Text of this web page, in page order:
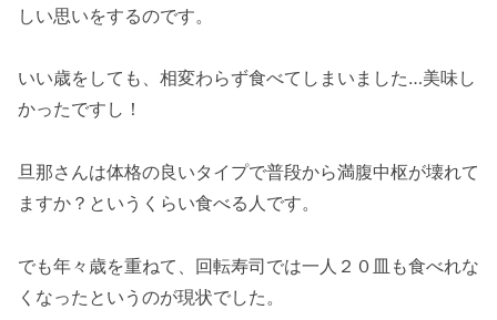
しい思いをするのです。
いい歳をしても、相変わらず食べてしまいました…美味し
かったですし！
旦那さんは体格の良いタイプで普段から満腹中枢が壊れて
ますか？というくらい食べる人です。
でも年々歳を重ねて、回転寿司では一人２０皿も食べれな
くなったというのが現状でした。